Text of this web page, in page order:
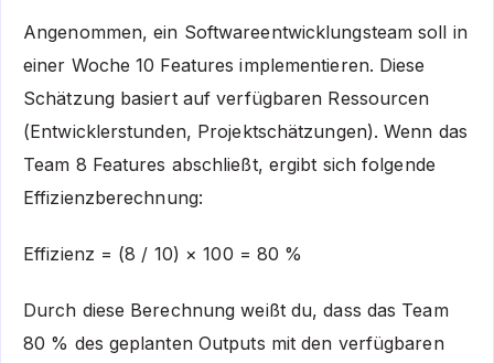
Angenommen, ein Softwareentwicklungsteam soll in
einer Woche 10 Features implementieren. Diese
Schätzung basiert auf verfügbaren Ressourcen
(Entwicklerstunden, Projektschätzungen). Wenn das
Team 8 Features abschließt, ergibt sich folgende
Effizienzberechnung:
Effizienz = (8 / 10) × 100 = 80 %
Durch diese Berechnung weißt du, dass das Team
80 % des geplanten Outputs mit den verfügbaren